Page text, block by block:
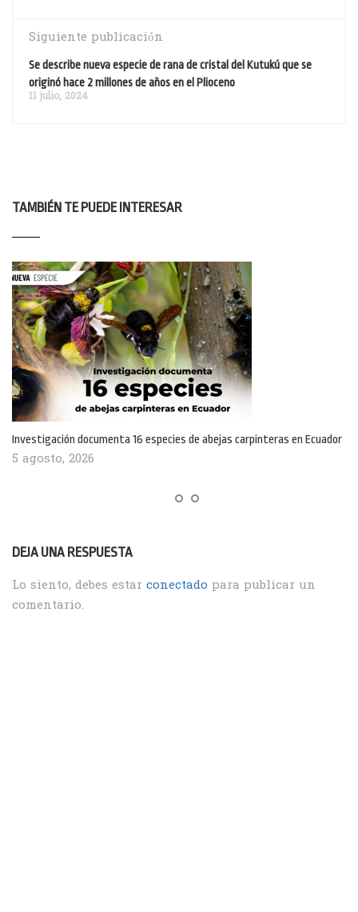
Siguiente publicación
Se describe nueva especie de rana de cristal del Kutukú que se
originó hace 2 millones de años en el Plioceno
11 julio, 2024
TAMBIÉN TE PUEDE INTERESAR
Investigación documenta 16 especies de abejas carpinteras en Ecuador
5 agosto, 2026
DEJA UNA RESPUESTA
Lo siento, debes estar conectado para publicar un
comentario.